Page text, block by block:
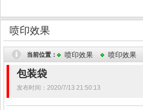
喷印效果
当前位置： 喷印效果 喷印效果
包装袋
发布时间：2020/7/13 21:50:13